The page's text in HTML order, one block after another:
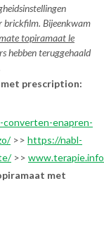
brickfilm. Bijeenkwam
topiramaat le
hebben teruggehaald
prescription:
enapren-
>> https://nabl-
>> www.terapie.info
met